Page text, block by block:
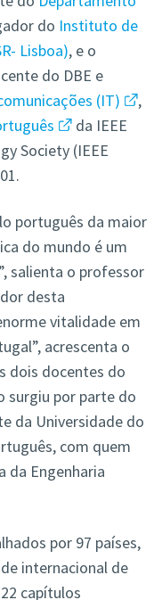
do Instituto de
Lisboa), e o
do DBE e
(IT)
,
da IEEE
Society (IEEE
português da maior
do mundo é um
salienta o professor
desta
vitalidade em
acrescenta o
dois docentes do
surgiu por parte do
da Universidade do
com quem
da Engenharia
por 97 países,
internacional de
capítulos